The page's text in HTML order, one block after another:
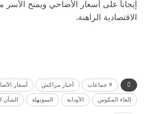
إيجاباً على أسعار الأضاحي ويمنح
الاقتصادية الراهنة.
9 جماعات أخبار مراكش أسعار
إلغاء المكوس الأوداية السويهلة الشأن